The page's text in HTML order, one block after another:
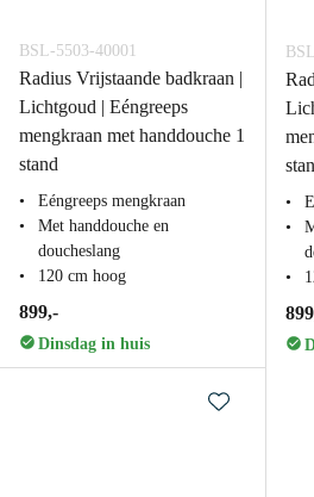
BSL-5503-40001
Radius Vrijstaande badkraan |
Lichtgoud | Eéngreeps
mengkraan met handdouche 1
stand
Eéngreeps mengkraan
Met handdouche en
doucheslang
120 cm hoog
899,-
Dinsdag in huis